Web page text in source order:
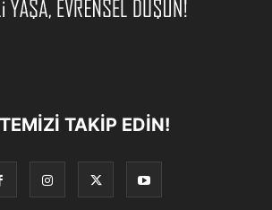
TAKIP EDIN!